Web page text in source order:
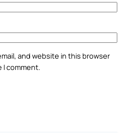
and website in this browser
comment.